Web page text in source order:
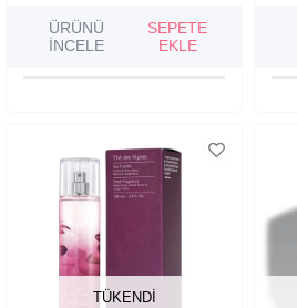
ÜRÜNÜ
İNCELE
SEPETE
EKLE
TÜKENDI